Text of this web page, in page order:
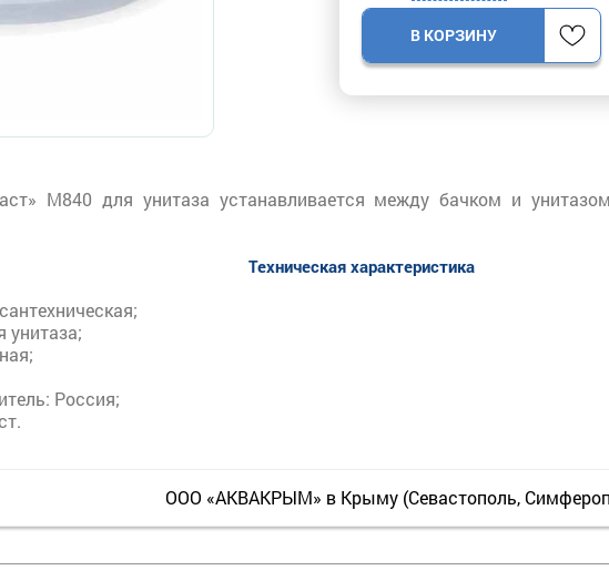
В КОРЗИНУ
M840 для унитаза устанавливается между бачком и
Техническая характеристика
унитаза;
Россия;
ООО «АКВАКРЫМ» в Крыму (Севастополь,